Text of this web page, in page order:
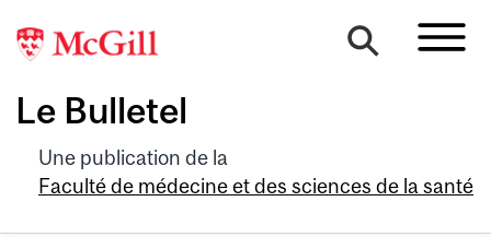
Le Bulletel
Une publication de la
Faculté de médecine et des sciences de la santé